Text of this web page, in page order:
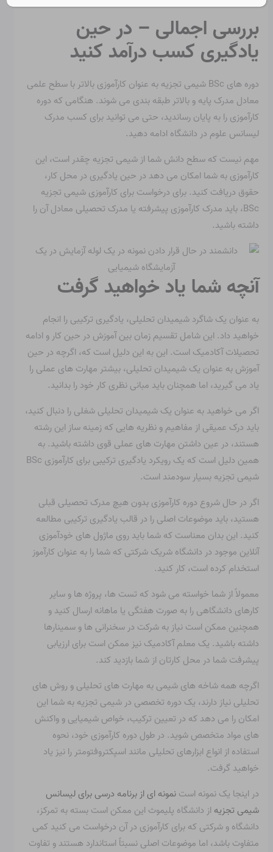
بررسی اجمالی – در حین
یادگیری کسب درآمد کنید
دوره های BSc شیمی تجزیه به عنوان کارآموزی بالاتر با سطح علمی
معادل مدرک پایه و بالاتر طبقه بندی می شوند. هنگامی که دوره
کارآموزی را به پایان رساندید، حتی می توانید برای کسب مدرک
لیسانس علوم در دانشگاه ادامه دهید.
مهم نیست که سطح دانش شما از شیمی تجزیه چقدر است، این
کارآموزی به شما امکان می دهد در حین یادگیری در محل کار،
حقوق دریافت کنید. برای درخواست برای کارآموزی شیمی تجزیه
BSc، باید مدرک کارآموزی پیشرفته یا مدرک تحصیلی معادل آن را
داشته باشید.
آنچه شما یاد خواهید گرفت
به عنوان یک شاگرد شیمیدان تحلیلی، یادگیری ترکیبی را انجام
خواهید داد. این شامل تقسیم زمان بین آموزش در حین کار و ادامه
تحصیلات آکادمیک است. این به این دلیل است که، اگرچه در حین
آموزش به عنوان یک شیمیدان تحلیلی، بیشتر مهارت های عملی را
یاد می گیرید، اما همچنان باید مبانی نظری کار خود را بدانید.
اگر می خواهید به عنوان یک شیمیدان تحلیلی شغلی را دنبال کنید،
باید درک عمیقی از مفاهیم و نظریه هایی که زمینه ساز این رشته
هستند، در عین داشتن مهارت های عملی قوی داشته باشید. به
همین دلیل است که یک رویکرد یادگیری ترکیبی برای کارآموزی BSc
شیمی تجزیه بسیار سودمند است.
اگر در حال شروع دوره کارآموزی بدون هیچ مدرک تحصیلی قبلی
هستید، باید موضوعات اصلی را در قالب یادگیری ترکیبی مطالعه
کنید. این بدان معناست که شما باید روی ماژول های خودآموزی
آنلاین موجود در دانشگاه شریک شرکتی که شما را به عنوان کارآموز
استخدام کرده است، کار کنید.
معمولاً از شما خواسته می شود که تست ها، پروژه ها و سایر
کارهای دانشگاهی را به صورت هفتگی یا ماهانه ارسال کنید و
همچنین ممکن است نیاز به شرکت در سخنرانی ها و سمینارها
داشته باشید. یک معلم آکادمیک نیز ممکن است برای ارزیابی
پیشرفت شما در محل کارتان از شما بازدید کند.
اگرچه همه شاخه های شیمی به مهارت های تحلیلی و روش های
تحلیلی نیاز دارند، یک دوره تخصصی در شیمی تجزیه به شما این
امکان را می دهد که در تعیین ترکیب، خواص شیمیایی و واکنش
های مواد متخصص شوید. در طول دوره کارآموزی خود، نحوه
استفاده از انواع ابزارهای تحلیلی مانند اسپکتروفتومتر را نیز یاد
خواهید گرفت.
در اینجا یک نمونه استنمونه ای از برنامه درسی برای لیسانس
شیمی تجزیه از دانشگاه پلیموث این ممکن است بسته به تمرکز،
دانشگاه و شرکتی که برای کارآموزی در آن درخواست می کنید کمی
متفاوت باشد، اما موضوعات اصلی نسبتاً استاندارد هستند و تفاوت